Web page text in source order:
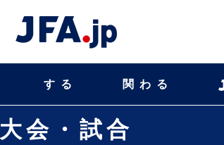
する 関わる
大会・試合